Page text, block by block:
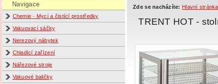
Navigace
Chemie - Mycí a čistící prostředky
Vakuovací sáčky
Nerezový nábytek
Chladící zařízení
Nářezové stroje
Vakuové baličky
Zde se nacházíte: Hlavní stránka
TRENT HOT -